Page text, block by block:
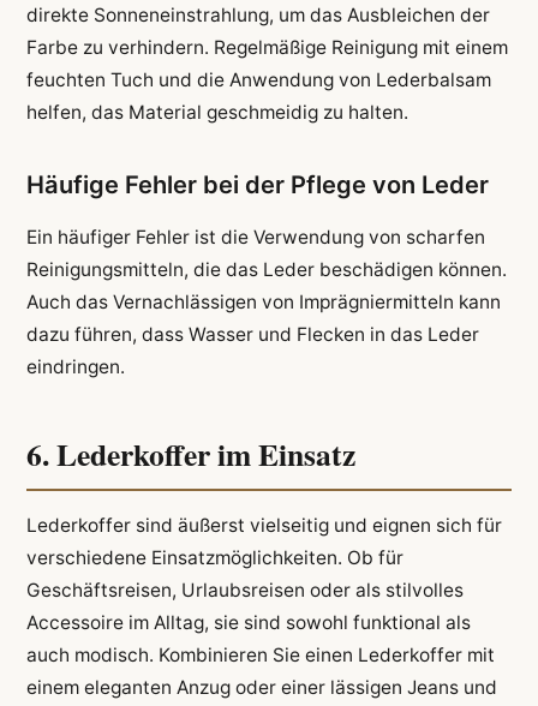
direkte Sonneneinstrahlung, um das Ausbleichen der
Farbe zu verhindern. Regelmäßige Reinigung mit einem
feuchten Tuch und die Anwendung von Lederbalsam
helfen, das Material geschmeidig zu halten.
Häufige Fehler bei der Pflege von Leder
Ein häufiger Fehler ist die Verwendung von scharfen
Reinigungsmitteln, die das Leder beschädigen können.
Auch das Vernachlässigen von Imprägniermitteln kann
dazu führen, dass Wasser und Flecken in das Leder
eindringen.
6. Lederkoffer im Einsatz
Lederkoffer sind äußerst vielseitig und eignen sich für
verschiedene Einsatzmöglichkeiten. Ob für
Geschäftsreisen, Urlaubsreisen oder als stilvolles
Accessoire im Alltag, sie sind sowohl funktional als
auch modisch. Kombinieren Sie einen Lederkoffer mit
einem eleganten Anzug oder einer lässigen Jeans und